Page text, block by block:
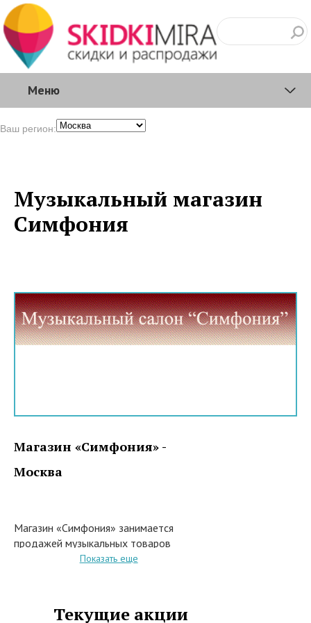
Меню
Ваш регион:
Музыкальный магазин
Симфония
Магазин «Симфония» -
Москва
Магазин «Симфония» занимается
продажей музыкальных товаров
и аксессуаров.
ассортимент: Виолончелей,
Показать еще
Текущие акции